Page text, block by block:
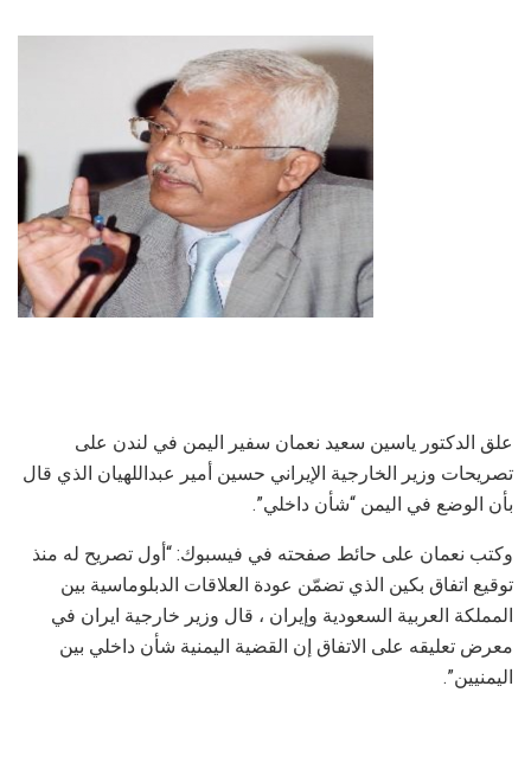
علق الدكتور ياسين سعيد نعمان سفير اليمن في لندن على
تصريحات وزير الخارجية الإيراني حسين أمير عبداللهيان الذي قال
بأن الوضع في اليمن “شأن داخلي”.
وكتب نعمان على حائط صفحته في فيسبوك: “أول تصريح له منذ
توقيع اتفاق بكين الذي تضمّن عودة العلاقات الدبلوماسية بين
المملكة العربية السعودية وإيران ، قال وزير خارجية ايران في
معرض تعليقه على الاتفاق إن القضية اليمنية شأن داخلي بين
اليمنيين”.